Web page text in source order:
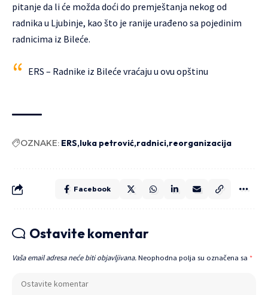
pitanje da li će možda doći do premještanja nekog od
radnika u Ljubinje, kao što je ranije urađeno sa pojedinim
radnicima iz Bileće.
ERS – Radnike iz Bileće vraćaju u ovu opštinu
OZNAKE: ERS luka petrović radnici reorganizacija
Facebook
Ostavite komentar
Vaša email adresa neće biti objavljivana. Neophodna polja su označena sa *